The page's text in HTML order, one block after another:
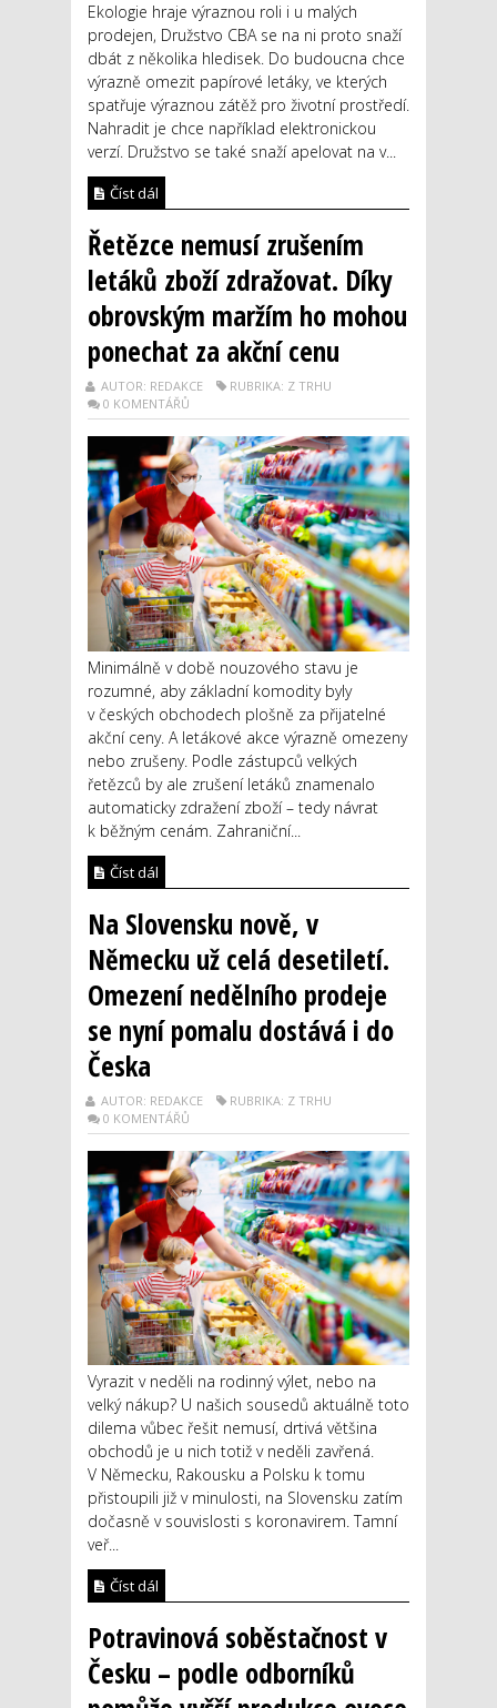
Ekologie hraje výraznou roli i u malých
prodejen, Družstvo CBA se na ni proto snaží
dbát z několika hledisek. Do budoucna chce
výrazně omezit papírové letáky, ve kterých
spatřuje výraznou zátěž pro životní prostředí.
Nahradit je chce například elektronickou
verzí. Družstvo se také snaží apelovat na v...
Číst dál
Řetězce nemusí zrušením
letáků zboží zdražovat. Díky
obrovským maržím ho mohou
ponechat za akční cenu
AUTOR: REDAKCE
RUBRIKA: Z TRHU
0 KOMENTÁŘŮ
Minimálně v době nouzového stavu je
rozumné, aby základní komodity byly
v českých obchodech plošně za přijatelné
akční ceny. A letákové akce výrazně omezeny
nebo zrušeny. Podle zástupců velkých
řetězců by ale zrušení letáků znamenalo
automaticky zdražení zboží – tedy návrat
k běžným cenám. Zahraniční...
Číst dál
Na Slovensku nově, v
Německu už celá desetiletí.
Omezení nedělního prodeje
se nyní pomalu dostává i do
Česka
AUTOR: REDAKCE
RUBRIKA: Z TRHU
0 KOMENTÁŘŮ
Vyrazit v neděli na rodinný výlet, nebo na
velký nákup? U našich sousedů aktuálně toto
dilema vůbec řešit nemusí, drtivá většina
obchodů je u nich totiž v neděli zavřená.
V Německu, Rakousku a Polsku k tomu
přistoupili již v minulosti, na Slovensku zatím
dočasně v souvislosti s koronavirem. Tamní
veř...
Číst dál
Potravinová soběstačnost v
Česku – podle odborníků